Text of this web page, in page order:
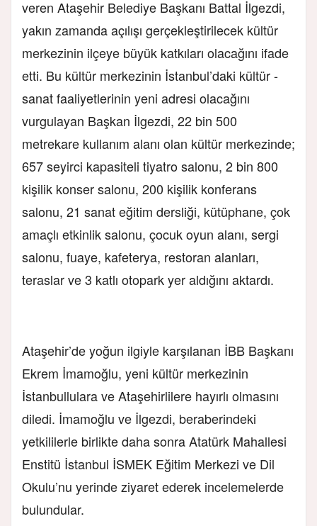
veren Ataşehir Belediye Başkanı Battal İlgezdi,
yakın zamanda açılışı gerçekleştirilecek kültür
merkezinin ilçeye büyük katkıları olacağını ifade
etti. Bu kültür merkezinin İstanbul’daki kültür -
sanat faaliyetlerinin yeni adresi olacağını
vurgulayan Başkan İlgezdi, 22 bin 500
metrekare kullanım alanı olan kültür merkezinde;
657 seyirci kapasiteli tiyatro salonu, 2 bin 800
kişilik konser salonu, 200 kişilik konferans
salonu, 21 sanat eğitim dersliği, kütüphane, çok
amaçlı etkinlik salonu, çocuk oyun alanı, sergi
salonu, fuaye, kafeterya, restoran alanları,
teraslar ve 3 katlı otopark yer aldığını aktardı.
Ataşehir’deyoğun ilgiyle karşılanan İBB Başkanı
Ekrem İmamoğlu, yeni kültür merkezinin
İstanbullulara ve Ataşehirlilere hayırlı olmasını
diledi. İmamoğlu ve İlgezdi, beraberindeki
yetkililerle birlikte daha sonra Atatürk Mahallesi
Enstitü İstanbul İSMEK Eğitim Merkezi ve Dil
Okulu’nu yerinde ziyaret ederek incelemelerde
bulundular.